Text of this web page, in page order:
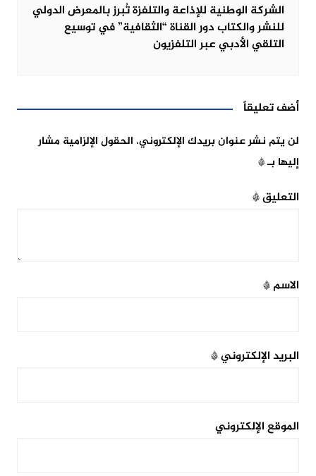
الشركة الوطنية للإذاعة والتلفزة تُبرز بالمعرض الدولي
للنشر والكتاب دور القناة “الثقافية” في توسيع
التلقي الأدبي عبر التلفزيون
أضف تعليقاً
لن يتم نشر عنوان بريدك الإلكتروني. الحقول الإلزامية مشار
إليها بـ*
التعليق*
الاسم*
البريد الإلكتروني*
الموقع الإلكتروني